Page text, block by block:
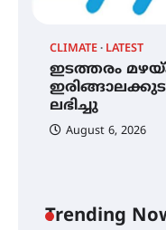
CLIMATE LATEST
ഇടത്തരം
ലഭിച്ചു
August 6, 2026
Trending